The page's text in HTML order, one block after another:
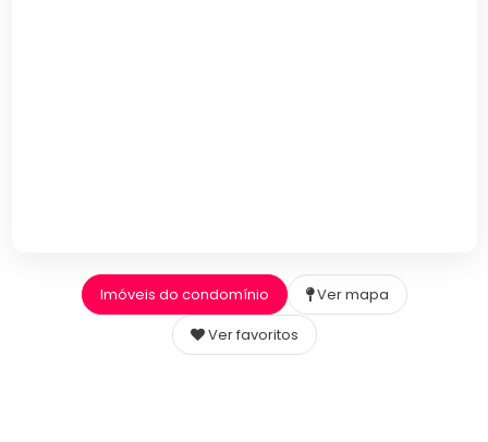
Imóveis do condomínio
Ver mapa
Ver favoritos